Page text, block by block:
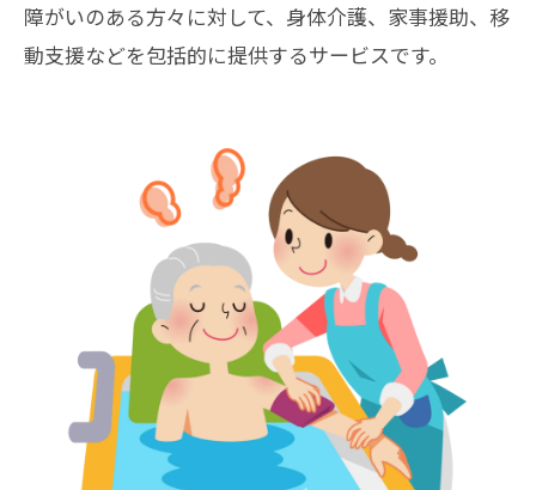
障がいのある方々に対して、身体介護、家事援助、移
動支援などを包括的に提供するサービスです。